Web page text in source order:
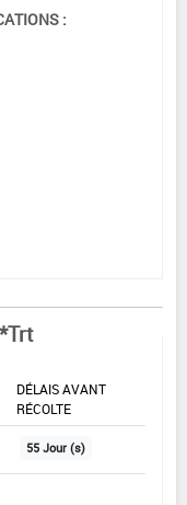
:
DÉLAIS AVANT
RÉCOLTE
55 Jour (s)